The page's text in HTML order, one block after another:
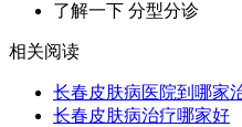
了解一下 分型分诊
相关阅读
长春皮肤病医院到哪家
长春皮肤病治疗哪家好